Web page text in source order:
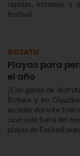
rápidas, estables y
festival
GOZATU
Playas para
el año
¿Con ganas de
Bizkaia y en
acceder durante todo
caso solo fuera del
playas de Euskadi